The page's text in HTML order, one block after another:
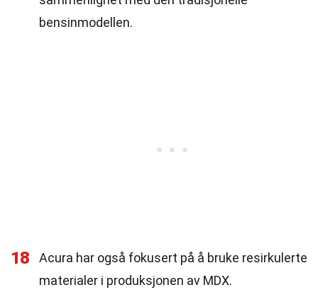
bensinmodellen.
18
Acura har også fokusert på å bruke resirkulerte
materialer i produksjonen av MDX.